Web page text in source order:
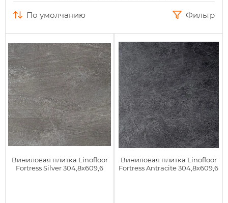
по умолчанию Фильтр
Виниловая плитка Linofloor
Fortress Silver 304,8х609,6
Виниловая плитка Linofloor
Fortress Antracite 304,8х609,6